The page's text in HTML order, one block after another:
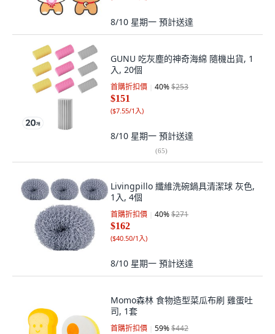
8/10 星期一 預計送達
GUNU 吃灰塵的神奇海綿 隨機出貨, 1
入, 20個
首購折扣價 40%$253
$151
($7.55/1入)
8/10 星期一 預計送達
(65)
Livingpillo 纖維洗碗鍋具清潔球 灰色,
1入, 4個
首購折扣價 40%$271
$162
($40.50/1入)
8/10 星期一 預計送達
Momo森林 食物造型菜瓜布刷 雞蛋吐
司, 1套
首購折扣價 59%$442